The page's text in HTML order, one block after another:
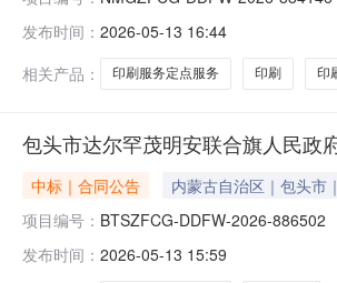
发布时间： 2026-05-13 16:44
相关产品：
印刷服务定点服务 印刷 印
包头市达尔罕茂明安联合旗人民政
中标｜合同公告
内蒙古自治区｜包头市
项目编号： BTSZFCG-DDFW-2026-886502
发布时间： 2026-05-13 15:59